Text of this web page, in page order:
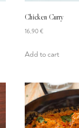
Chicken Curry
16,90€
Add to cart